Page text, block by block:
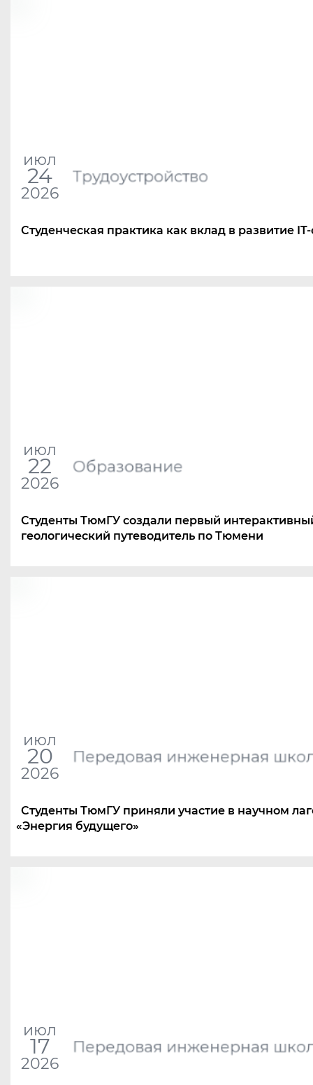
июл
24
2026
Трудоустройство
Студенческая практика как вклад в развитие
июл
22
2026
Образование
Студенты ТюмГУ создали первый
геологический путеводитель по Тюмени
июл
20
2026
Передовая инженерная
Студенты ТюмГУ приняли участие в научном
«Энергия будущего»
июл
17
2026
Передовая инженерная